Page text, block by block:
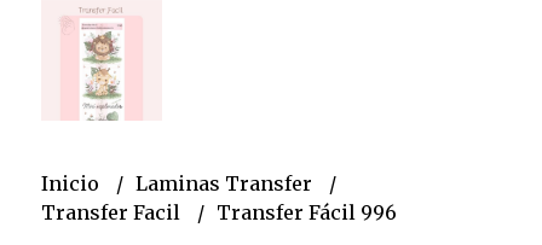
Inicio
Laminas Transfer
Transfer Facil
Transfer Fácil 996